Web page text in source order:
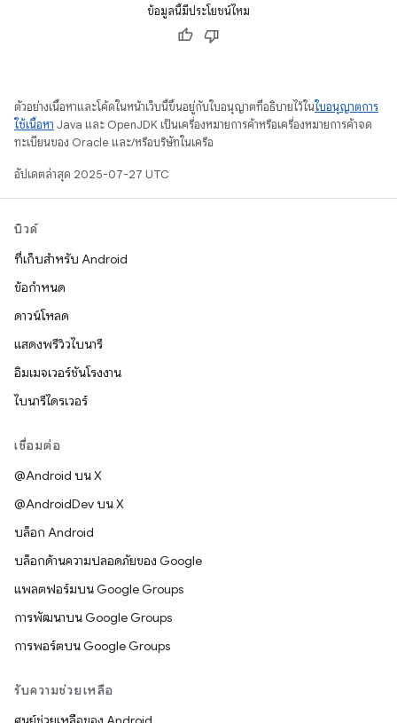
ข้อมูลนี้มีประโยชน์ไหม
ตัวอย่างเนื้อหาและโค้ดในหน้าเว็บนี้ขึ้นอยู่กับใบอนุญาตที่อธิบายไว้ในใบอนุญาตการ
ใช้เนื้อหา Java และ OpenJDK เป็นเครื่องหมายการค้าหรือเครื่องหมายการค้าจด
ทะเบียนของ Oracle และ/หรือบริษัทในเครือ
อัปเดตล่าสุด 2025-07-27 UTC
บิวด์
ที่เก็บสำหรับ Android
ข้อกำหนด
ดาวน์โหลด
แสดงพรีวิวไบนารี
อิมเมจเวอร์ชันโรงงาน
ไบนารีไดรเวอร์
เชื่อมต่อ
@Android บน X
@AndroidDev บน X
บล็อก Android
บล็อกด้านความปลอดภัยของ Google
แพลตฟอร์มบน Google Groups
การพัฒนาบน Google Groups
การพอร์ตบน Google Groups
รับความช่วยเหลือ